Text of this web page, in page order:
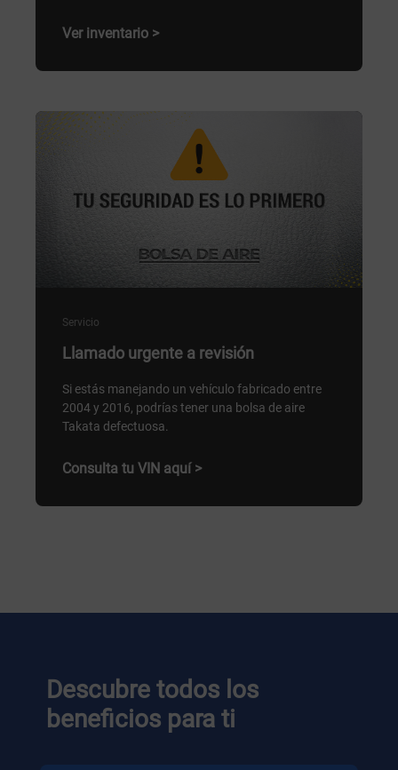
Ver inventario >
Servicio
Llamado urgente a revisión
Si estás manejando un vehículo fabricado entre
2004 y 2016, podrías tener una bolsa de aire
Takata defectuosa.
Consulta tu VIN aquí >
Descubre todos los
beneficios para ti